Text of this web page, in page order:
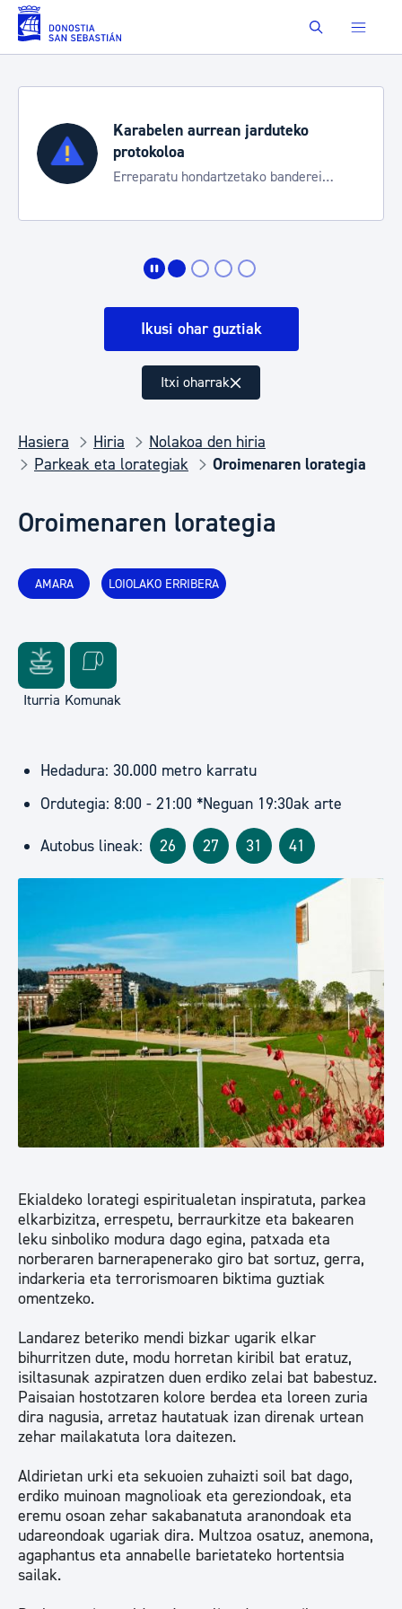
Eduki nagusira joan Buscar
Karabelen aurrean jarduteko
protokoloa
Erreparatu hondartzetako banderei
Ikusi ohar guztiak
Itxi oharrak
Hasiera Hiria
Nolakoa den hiria
Parkeak eta lorategiak
Oroimenaren lorategia
Oroimenaren lorategia
AMARA LOIOLAKO ERRIBERA
Iturria Komunak
Hedadura: 30.000 metro karratu
Ordutegia: 8:00 - 21:00 *Neguan 19:30ak arte
Autobus lineak: 26 27 31 41
Ekialdeko lorategi espiritualetan inspiratuta, parkea
elkarbizitza, errespetu, berraurkitze eta bakearen
leku sinboliko modura dago egina, patxada eta
norberaren barnerapenerako giro bat sortuz, gerra,
indarkeria eta terrorismoaren biktima guztiak
omentzeko.
Landarez beteriko mendi bizkar ugarik elkar
bihurritzen dute, modu horretan kiribil bat eratuz,
isiltasunak azpiratzen duen erdiko zelai bat babestuz.
Paisaian hostotzaren kolore berdea eta loreen zuria
dira nagusia, arretaz hautatuak izan direnak urtean
zehar mailakatuta lora daitezen.
Aldirietan urki eta sekuoien zuhaizti soil bat dago,
erdiko muinoan magnolioak eta gereziondoak, eta
eremu osoan zehar sakabanatuta aranondoak eta
udareondoak ugariak dira. Multzoa osatuz, anemona,
agaphantus eta annabelle barietateko hortentsia
sailak.